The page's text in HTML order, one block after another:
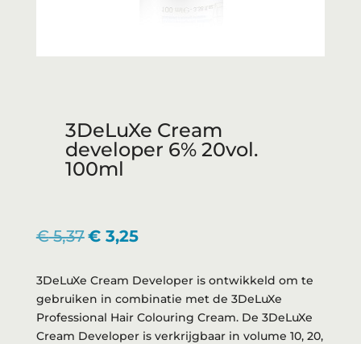
3DeLuXe Cream
developer 6% 20vol.
100ml
€5,37Oorspronkelijke
was:
€ 5,37.
€3,25Huidige
is:
€ 3,25.
3DeLuXe Cream Developer is ontwikkeld om te
gebruiken in combinatie met de 3DeLuXe
Professional Hair Colouring Cream. De 3DeLuXe
Cream Developer is verkrijgbaar in volume 10, 20,